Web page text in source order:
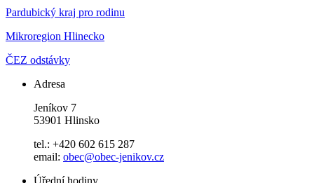
Pardubický kraj pro rodinu
Mikroregion Hlinecko
ČEZ odstávky
Adresa
Jeníkov 7
53901 Hlinsko
tel.: +420 602 615 287
email: obec@obec-jenikov.cz
Úřední hodiny